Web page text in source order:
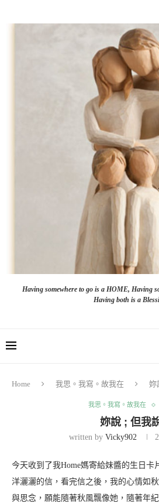
Having somewhere to go is a HOME, Having
Having both is a
Home 我思。我寫。故我在 妳
我思。我寫。故我在
妳說 ; 但我
written by Vicky902
今天收到了我Home媽寄給妹醬的生日卡
洋灑灑的信，看完信之後，我的心情如
與思念，願能隨著秋風飄像她，隨著年